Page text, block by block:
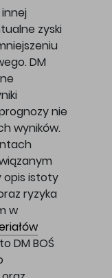
zyski
DM
nie
wyników.
opis istoty
ryzyka
w
DM BOŚ